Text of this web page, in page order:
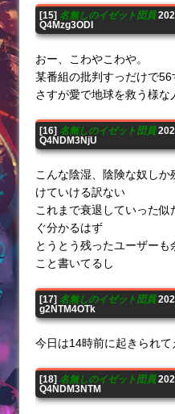
[15] 名無しのイゼット団員
Q4Mzg3ODI
おー、こわやこわや。
某番組の批判すっだけで56
さすが愛で地球を救う様な
[16] 名無しのイゼット団員
Q4NDM3NjU
こんな陰湿、陰険な奴し
けていける訳ない
これまで衰退していった
ぐ分かるはず
とうとう残ったユーザー
こと書いてるし
[17] 名無しのイゼット団員
g2NTM4OTk
今日は14時前に起きられて
[18] 名無しのイゼット団員
Q4NDM3NTM